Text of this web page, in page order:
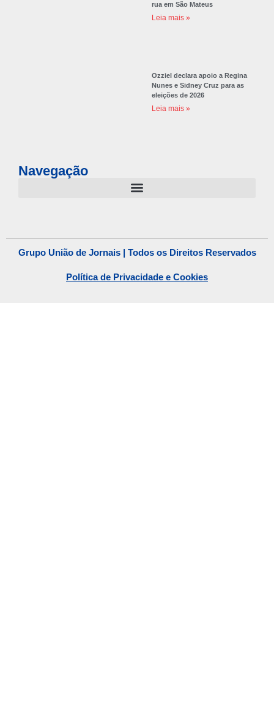
rua em São Mateus
Leia mais »
Ozziel declara apoio a Regina
Nunes e Sidney Cruz para as
eleições de 2026
Leia mais »
Navegação
Grupo União de Jornais | Todos os Direitos Reservados
Política de Privacidade e Cookies